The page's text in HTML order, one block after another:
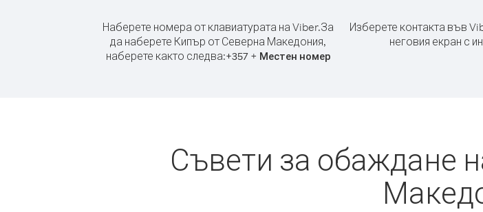
Наберете номера от клавиатурата на Viber.За
да наберете Кипър от Северна Македония,
наберете както следва:+357+ Местен номер
Изберете контакта във
неговия екран с
Съвети за обаждане